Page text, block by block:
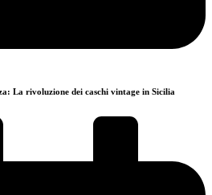
La rivoluzione dei caschi vintage in Sicilia